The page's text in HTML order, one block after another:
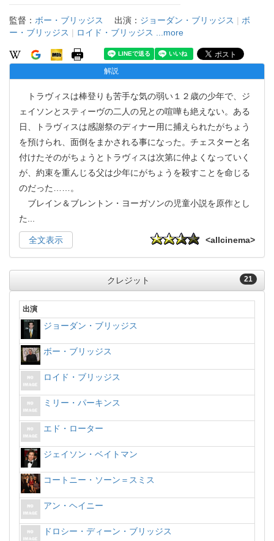
監督： ボー・ブリッジス 出演： ジョーダン・ブリッジス | ボ
ー・ブリッジス | ロイド・ブリッジス ...more
解説
トラヴィスは棒登りも苦手な気の弱い１２歳の少年で、ジ
ェイソンとスティーヴの二人の兄との喧嘩も絶えない。ある
日、トラヴィスは感謝祭のディナー用に捕えられたがちょう
を預けられ、面倒をまかされる事になった。チェスターと名
付けたそのがちょうとトラヴィスは次第に仲よくなっていく
が、約束を重んじる父は少年にがちょうを殺すことを命じる
のだった……。
ブレイン＆ブレントン・ヨーガソンの児童小説を原作とし
た
全文表示 <allcinema>
21
クレジット
出演
ジョーダン・ブリッジス
ボー・ブリッジス
ロイド・ブリッジス
ミリー・パーキンス
エド・ローター
ジェイソン・ベイトマン
コートニー・ソーン＝スミス
アン・ヘイニー
ドロシー・ディーン・ブリッジス